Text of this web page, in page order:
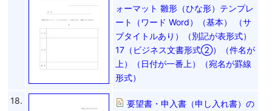
ォーマット 雛形（ひな形）テンプレ
ート（ワード Word）（基本） （サ
ブタイトルあり）（別記が表形式）
17（ビジネス文書形式②）（件名が
上）（日付が一番上）（宛名が罫線
形式）
18.
要望書・申入書（申し入れ書）の